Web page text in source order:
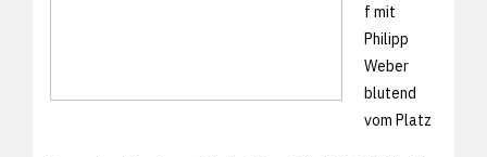
f mit
Philipp
Weber
blutend
vom Platz